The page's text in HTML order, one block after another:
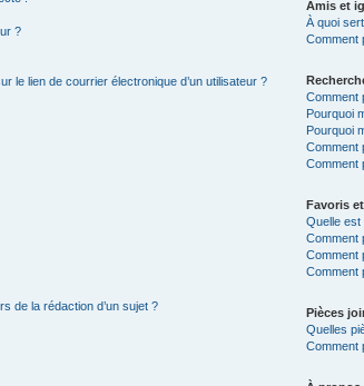
?
le lien de courrier électronique d’un utilisateur ?
de la rédaction d’un sujet ?
Amis et
À quoi
Comment
Comment
Pourquoi
Pourquoi
Comment
Comment
Favoris
Quelle
Comment
Comment
Comment
Pièces
Quelles
Comment